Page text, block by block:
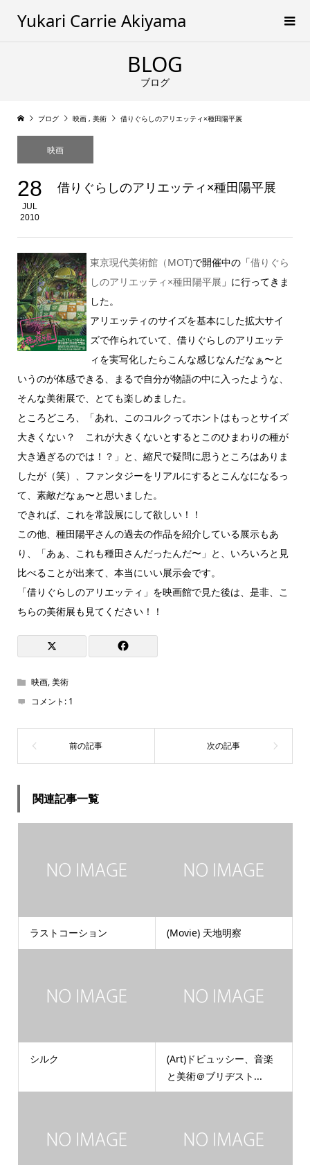
Yukari Carrie Akiyama
BLOG
ブログ
ブログ 映画 , 美術 借りぐらしのアリエッティ×種田陽平展
映画
28
JUL
2010
借りぐらしのアリエッティ×種田陽平展
東京現代美術館（MOT)で開催中の「借りぐら
しのアリエッティ×種田陽平展 」に行ってきま
した。
アリエッティのサイズを基本にした拡大サイ
ズで作られていて、借りぐらしのアリエッテ
ィを実写化したらこんな感じなんだなぁ〜と
いうのが体感できる、まるで自分が物語の中に入ったような、
そんな美術展で、とても楽しめました。
ところどころ、「あれ、このコルクってホントはもっとサイズ
大きくない？ これが大きくないとするとこのひまわりの種が
大き過ぎるのでは！？」と、縮尺で疑問に思うところはありま
したが（笑）、ファンタジーをリアルにするとこんなになるっ
て、素敵だなぁ〜と思いました。
できれば、これを常設展にして欲しい！！
この他、種田陽平さんの過去の作品を紹介している展示もあ
り、「あぁ、これも種田さんだったんだ〜」と、いろいろと見
比べることが出来て、本当にいい展示会です。
「借りぐらしのアリエッティ」を映画館で見た後は、是非、こ
ちらの美術展も見てください！！
映画,美術
コメント: 1
関連記事一覧
ラストコーション (Movie) 天地明察
シルク
(Art)ドビュッシー、音楽
と美術＠ブリヂスト...